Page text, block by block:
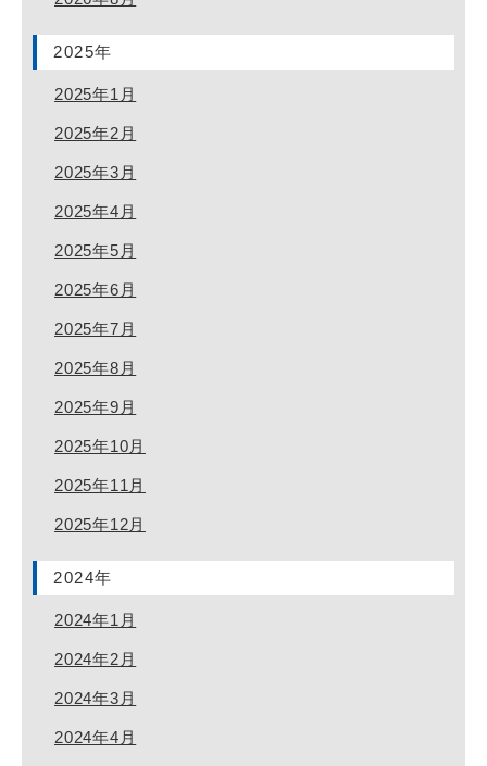
2025年
2025年1月
2025年2月
2025年3月
2025年4月
2025年5月
2025年6月
2025年7月
2025年8月
2025年9月
2025年10月
2025年11月
2025年12月
2024年
2024年1月
2024年2月
2024年3月
2024年4月